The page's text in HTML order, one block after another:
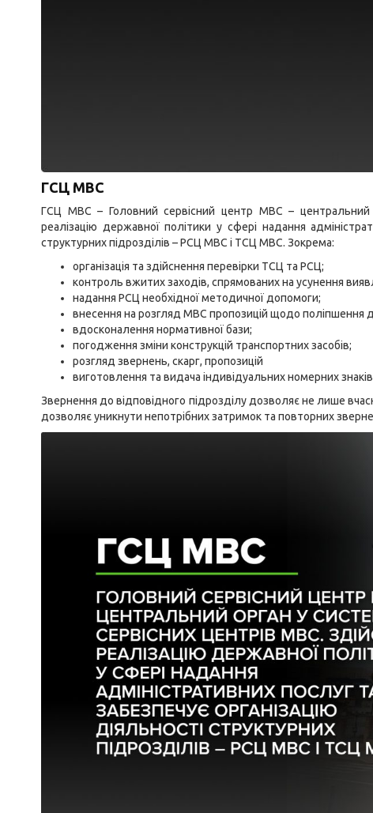
ГСЦ МВС
ГСЦ МВС – Головний сервісний центр МВС – центральний
реалізацію державної політики у сфері надання
структурних підрозділів – РСЦ МВС і ТСЦ МВС. Зокрема:
організація та здійснення перевірки ТСЦ та РСЦ;
контроль вжитих заходів, спрямованих на усунення
надання РСЦ необхідної методичної допомоги;
внесення на розгляд МВС пропозицій щодо поліпшення
вдосконалення нормативної бази;
погодження зміни конструкцій транспортних засобів;
розгляд звернень, скарг, пропозицій
виготовлення та видача індивідуальних номерних
Звернення до відповідного підрозділу дозволяє не лише
дозволяє уникнути непотрібних затримок та повторних